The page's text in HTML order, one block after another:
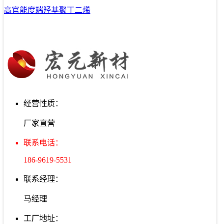
高官能度端羟基聚丁二烯
经营性质：
厂家直营
联系电话：
186-9619-5531
联系经理：
马经理
工厂地址：